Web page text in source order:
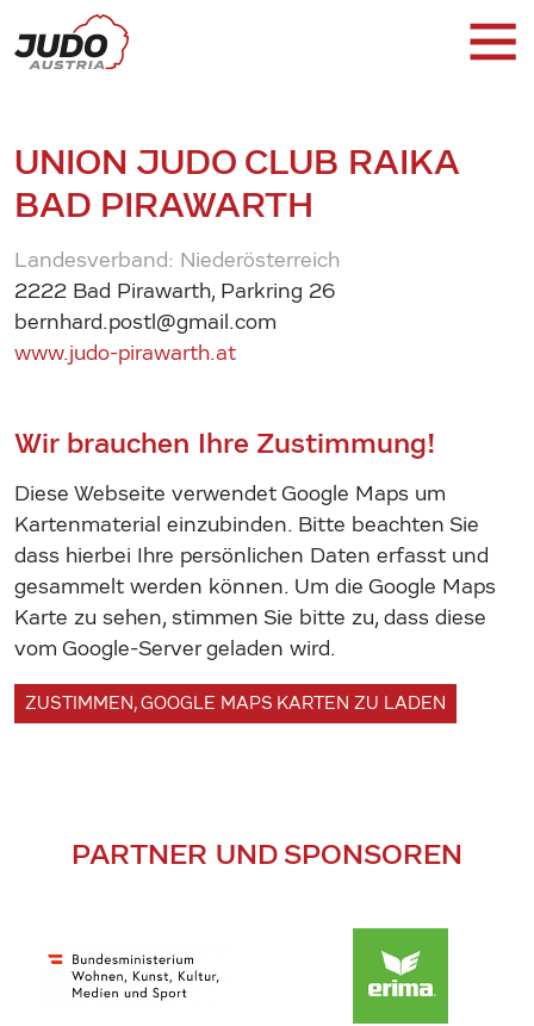
UNION JUDO CLUB RAIKA
BAD PIRAWARTH
Landesverband: Niederösterreich
2222 Bad Pirawarth, Parkring 26
bernhard.postl@gmail.com
www.judo-pirawarth.at
Wir brauchen Ihre Zustimmung!
Diese Webseite verwendet Google Maps um
Kartenmaterial einzubinden. Bitte beachten Sie
dass hierbei Ihre persönlichen Daten erfasst und
gesammelt werden können. Um die Google Maps
Karte zu sehen, stimmen Sie bitte zu, dass diese
vom Google-Server geladen wird.
ZUSTIMMEN, GOOGLE MAPS KARTEN ZU LADEN
PARTNER UND SPONSOREN